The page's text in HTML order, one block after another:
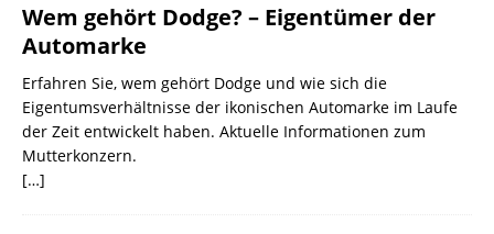
Wem gehört Dodge? – Eigentümer der
Automarke
Erfahren Sie, wem gehört Dodge und wie sich die
Eigentumsverhältnisse der ikonischen Automarke im Laufe
der Zeit entwickelt haben. Aktuelle Informationen zum
Mutterkonzern.
[…]